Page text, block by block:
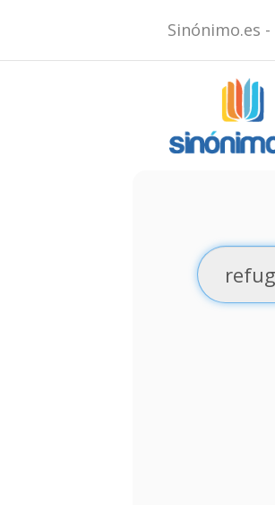
Sinónimo.es -